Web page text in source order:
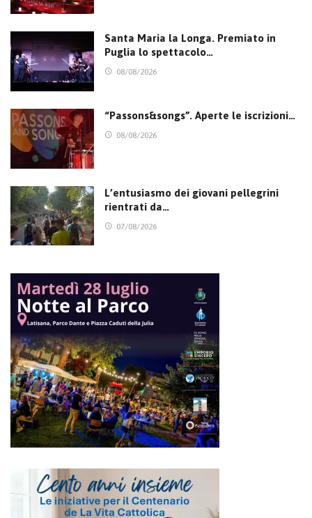
Santa Maria la Longa. Premiato in
Puglia lo spettacolo…
08/08/2026
“Passons&songs”. Aperte le iscrizioni…
08/08/2026
L’entusiasmo dei giovani pellegrini
rientrati da…
07/08/2026